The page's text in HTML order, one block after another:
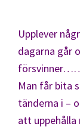
Upplever
dagarna går
Man får bita
tänderna i –
att